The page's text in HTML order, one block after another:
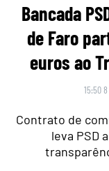
Bancada
de Faro
euros ao
15:50
Contrato de
leva PSD